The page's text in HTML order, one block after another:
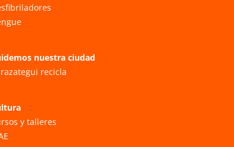
nuestra ciudad
recicla
y talleres